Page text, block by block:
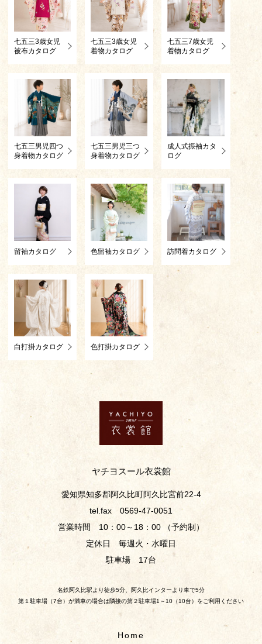
七五三3歳女児
被布カタログ
七五三3歳女児
着物カタログ
七五三7歳女児
着物カタログ
七五三男児四つ
身着物カタログ
七五三男児三つ
身着物カタログ
成人式振袖カタ
ログ
留袖カタログ 色留袖カタログ 訪問着カタログ
白打掛カタログ 色打掛カタログ
ヤチヨスール衣裳館
愛知県知多郡阿久比町阿久比宮前22-4
tel.fax 0569-47-0051
営業時間 10：00～18：00 （予約制）
定休日 毎週火・水曜日
駐車場 17台
名鉄阿久比駅より徒歩5分、阿久比インターより車で5分
第１駐車場（7台）が満車の場合は隣接の第２駐車場1～10（10台）をご利用ください
Home